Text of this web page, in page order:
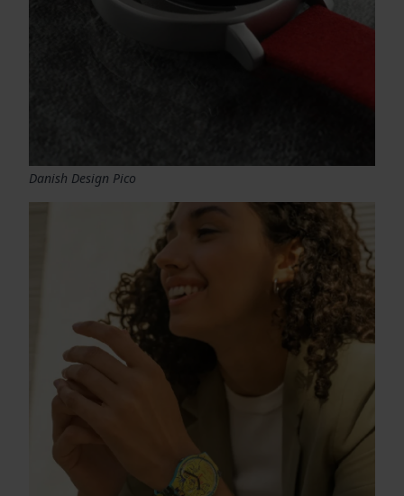
Danish Design Pico